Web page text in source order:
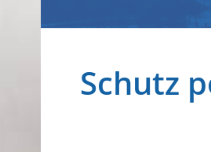
Schutz